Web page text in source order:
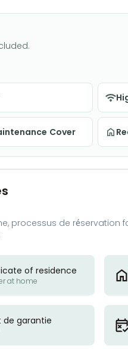
Cover
processus de réservation
of residence
at home
de garantie